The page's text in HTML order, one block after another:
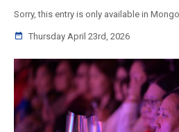
Sorry, this entry is only available in
Thursday April 23rd, 2026